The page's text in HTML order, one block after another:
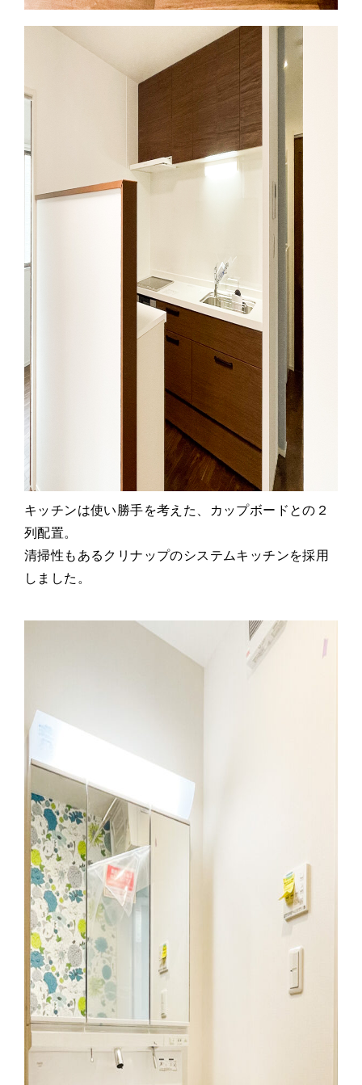
キッチンは使い勝手を考えた、カップボードとの２
列配置。
清掃性もあるクリナップのシステムキッチンを採用
しました。